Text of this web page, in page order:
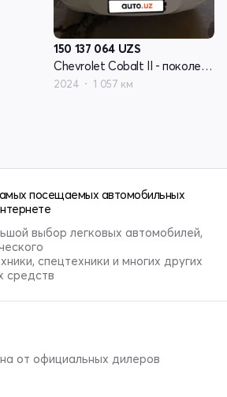
150 137 064 UZS
Chevrolet Cobalt II - поколение рестайлинг
2024 1 057 км
посещаемых автомобильных
выбор легковых автомобилей,
спецтехники и многих других
средств
от официальных дилеров